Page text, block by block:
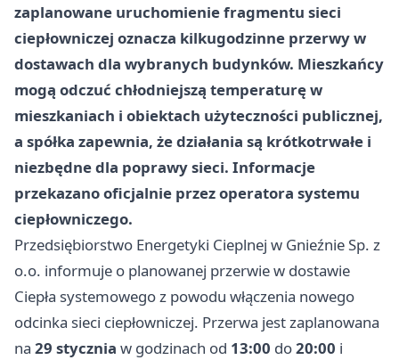
zaplanowane uruchomienie fragmentu sieci
ciepłowniczej oznacza kilkugodzinne przerwy w
dostawach dla wybranych budynków. Mieszkańcy
mogą odczuć chłodniejszą temperaturę w
mieszkaniach i obiektach użyteczności publicznej,
a spółka zapewnia, że działania są krótkotrwałe i
niezbędne dla poprawy sieci. Informacje
przekazano oficjalnie przez operatora systemu
ciepłowniczego.
Przedsiębiorstwo Energetyki Cieplnej w Gnieźnie Sp. z
o.o. informuje o planowanej przerwie w dostawie
Ciepła systemowego z powodu włączenia nowego
odcinka sieci ciepłowniczej. Przerwa jest zaplanowana
na 29 stycznia w godzinach od 13:00 do20:00 i